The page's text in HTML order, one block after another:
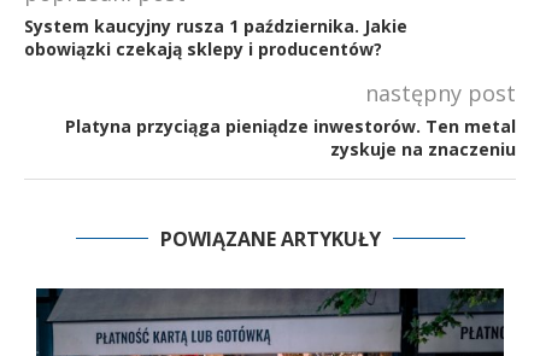
System kaucyjny rusza 1 października. Jakie
obowiązki czekają sklepy i producentów?
następny post
Platyna przyciąga pieniądze inwestorów. Ten metal
zyskuje na znaczeniu
POWIĄZANE ARTYKUŁY